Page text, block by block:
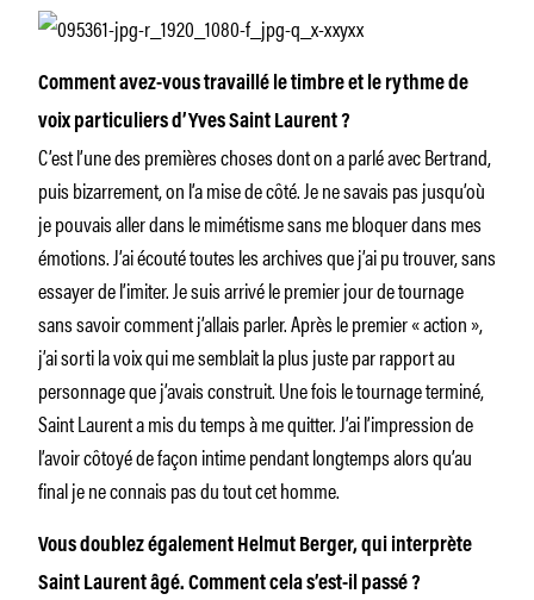
Comment avez-vous travaillé le timbre et le rythme de
voix particuliers d’Yves Saint Laurent ?
C’est l’une des premières choses dont on a parlé avec Bertrand,
puis bizarrement, on l’a mise de côté. Je ne savais pas jusqu’où
je pouvais aller dans le mimétisme sans me bloquer dans mes
émotions. J’ai écouté toutes les archives que j’ai pu trouver, sans
essayer de l’imiter. Je suis arrivé le premier jour de tournage
sans savoir comment j’allais parler. Après le premier « action »,
j’ai sorti la voix qui me semblait la plus juste par rapport au
personnage que j’avais construit. Une fois le tournage terminé,
Saint Laurent a mis du temps à me quitter. J’ai l’impression de
l’avoir côtoyé de façon intime pendant longtemps alors qu’au
final je ne connais pas du tout cet homme.
Vous doublez également Helmut Berger, qui interprète
Saint Laurent âgé. Comment cela s’est-il passé ?